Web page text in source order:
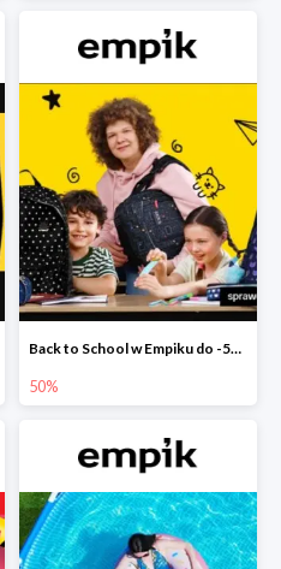
Back to School w Empiku do -50%
50%